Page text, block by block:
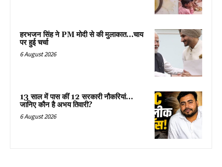
हरभजन सिंह ने PM मोदी से की मुलाकात…चाय
पर हुई चर्चा
6 August 2026
13 साल में पास कीं 12 सरकारी नौकरियां…
जान‍िए कौन है अभय तिवारी?
6 August 2026